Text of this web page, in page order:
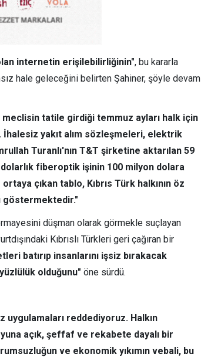
internetin erişilebilirliğinin", bu kararla
hale geleceğini belirten Şahiner, şöyle devam
tatile girdiği temmuz ayları halk için
İhalesiz yakıt alım sözleşmeleri, elektrik
Turanlı'nın T&T şirketine aktarılan 59
fiberoptik işinin 100 milyon dolara
çıkan tablo, Kıbrıs Türk halkının öz
göstermektedir."
düşman olarak görmekle suçlayan
Kıbrıslı Türkleri geri çağıran bir
batırıp insanlarını işsiz bırakacak
olduğunu" öne sürdü.
uygulamaları reddediyoruz. Halkın
açık, şeffaf ve rekabete dayalı bir
ve ekonomik yıkımın vebali, bu